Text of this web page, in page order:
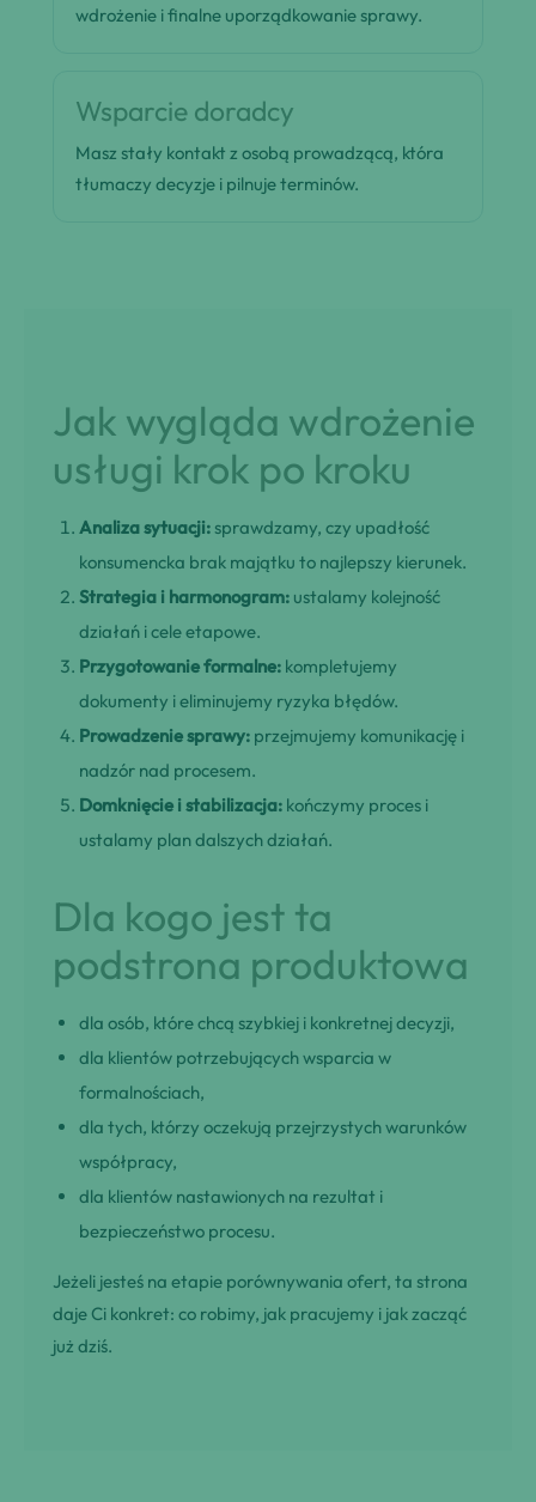
wdrożenie i finalne uporządkowanie sprawy.
Wsparcie doradcy
Masz stały kontakt z osobą prowadzącą, która
tłumaczy decyzje i pilnuje terminów.
Jak wygląda wdrożenie
usługi krok po kroku
Analiza sytuacji: sprawdzamy, czy upadłość
konsumencka brak majątku to najlepszy kierunek.
Strategia i harmonogram: ustalamy kolejność
działań i cele etapowe.
Przygotowanie formalne: kompletujemy
dokumenty i eliminujemy ryzyka błędów.
Prowadzenie sprawy: przejmujemy komunikację i
nadzór nad procesem.
Domknięcie i stabilizacja: kończymy proces i
ustalamy plan dalszych działań.
Dla kogo jest ta
podstrona produktowa
dla osób, które chcą szybkiej i konkretnej decyzji,
dla klientów potrzebujących wsparcia w
formalnościach,
dla tych, którzy oczekują przejrzystych warunków
współpracy,
dla klientów nastawionych na rezultat i
bezpieczeństwo procesu.
Jeżeli jesteś na etapie porównywania ofert, ta strona
daje Ci konkret: co robimy, jak pracujemy i jak zacząć
już dziś.